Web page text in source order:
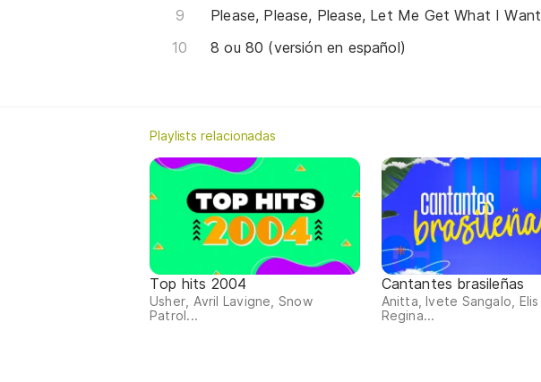
Please, Please, Please, Let Me Get What I Want
8 ou 80 (versión en español)
Playlists relacionadas
Top hits 2004
Usher, Avril Lavigne, Snow
Patrol...
Cantantes brasileñas
Anitta, Ivete Sangalo, Elis
Regina...